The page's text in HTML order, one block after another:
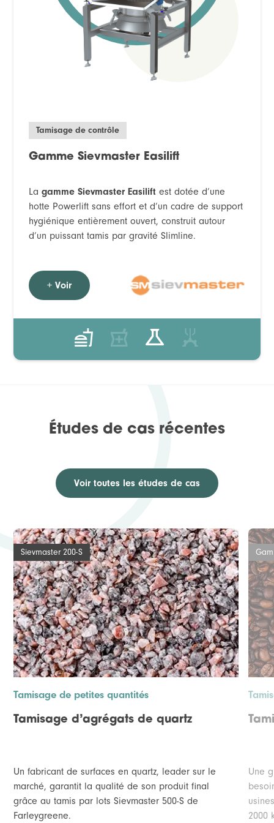
Tamisage de contrôle
Gamme Sievmaster Easilift
Lagamme Sievmaster Easilift est dotée d’une
hotte Powerlift sans effort et d’un cadre de support
hygiénique entièrement ouvert, construit autour
d’un puissant tamis par gravité Slimline.
+ Voir
Études de cas récentes
Voir toutes les études de cas
Sievmaster 200-S
Tamisage de petites quantités
Tamisage d’agrégats de quartz
Un fabricant de surfaces en quartz, leader sur le
marché, garantit la qualité de son produit final
grâce au tamis par lots Sievmaster 500-S de
Farleygreene.
Une
2000